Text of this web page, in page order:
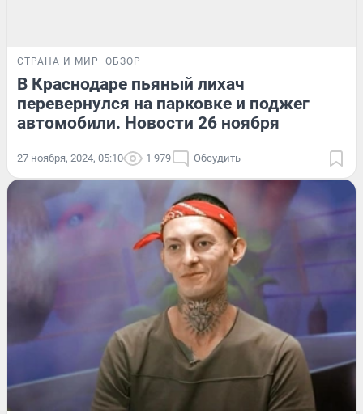
СТРАНА И МИР ОБЗОР
В Краснодаре пьяный лихач
перевернулся на парковке и поджег
автомобили. Новости 26 ноября
27 ноября, 2024, 05:10 1 979 Обсудить